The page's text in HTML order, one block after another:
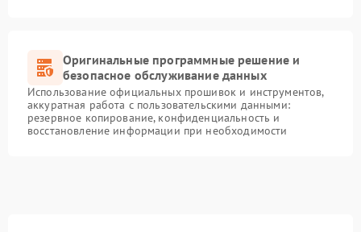
Оригинальные программные решение и
безопасное обслуживание данных
Использование официальных прошивок и инструментов,
аккуратная работа с пользовательскими данными:
резервное копирование, конфиденциальность и
восстановление информации при необходимости